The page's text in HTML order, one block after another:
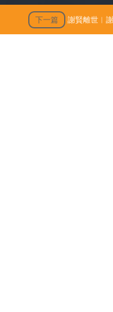
下一篇 謝賢離世︱